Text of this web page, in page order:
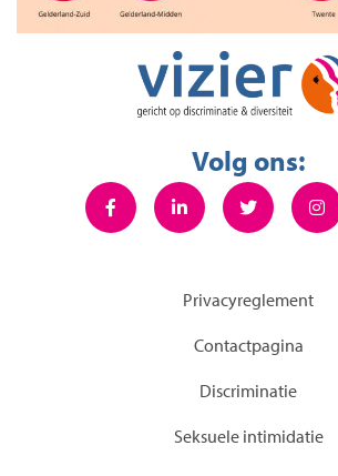
Volg ons:
Privacyreglement
Contactpagina
Discriminatie
Seksuele intimidatie